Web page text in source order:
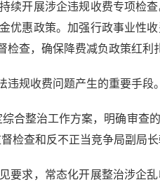
开展涉企违规收费专项检
优惠政策。加强行政事业性
查，确保降费减负政策红利
收费问题产生的重要手段
整治工作方案，明确审查
检查和反不正当竞争局副局长
求，常态化开展整治涉企